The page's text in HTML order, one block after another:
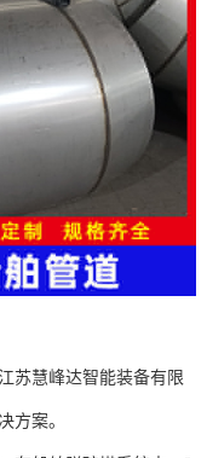
苏慧峰达智能装备有限
方案。